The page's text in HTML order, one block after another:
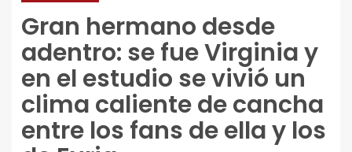
Gran hermano desde
adentro: se fue Virginia y
en el estudio se vivió un
clima caliente de cancha
entre los fans de ella y los